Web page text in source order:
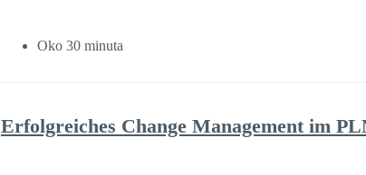
Oko 30 minuta
Erfolgreiches Change Management im